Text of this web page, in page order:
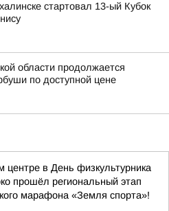
стартовал 13-ый Кубок
области продолжается
по доступной цене
центре в День физкультурника
прошёл региональный этап
марафона «Земля спорта»!